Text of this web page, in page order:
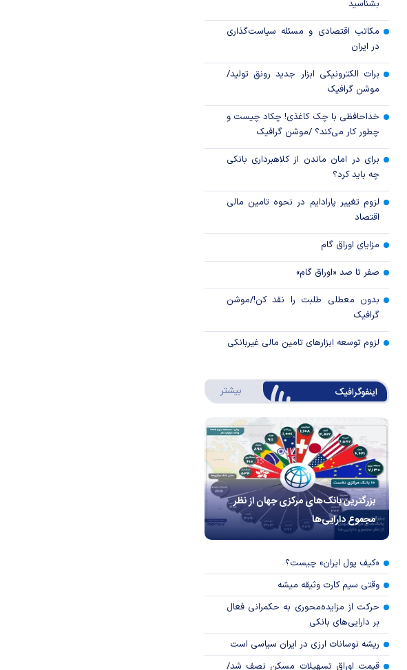
قیمت دلار و یورو مرکز مبادله ایران؛
امروز پنجشنبه ۱۵ مرداد ۱۴۰۵
سقوط ارزهای صادراتی در سیاهچاله
کارت‌های بازرگانی
بشناسید
مکاتب اقتصادی و مسئله سیاست‌گذاری
در ایران
برات الکترونیکی ابزار جدید رونق تولید/
موشن گرافیک
خداحافظی با چک کاغذی! چکاد چیست و
چطور کار می‌کند؟ /موشن گرافیک
برای در امان ماندن از کلاهبرداری بانکی
چه باید کرد؟
لزوم تغییر پارادایم در نحوه تامین مالی
اقتصاد
مزایای اوراق گام
صفر تا صد «اوراق گام»
بدون معطلی طلبت را نقد کن!/موشن
گرافیک
لزوم توسعه ابزارهای تامین مالی غیربانکی
اینفوگرافیک بیشتر درباره اینفوگرافیک
بزرگترین بانک‌های مرکزی جهان از نظر
مجموع دارایی‌ها
«کیف پول ایران» چیست؟
وقتی سیم کارت وثیقه میشه
حرکت از مزایده‌محوری به حکمرانی فعال
بر دارایی‌های بانکی
ریشه نوسانات ارزی در ایران سیاسی است
قیمت اوراق تسهیلات مسکن نصف شد/